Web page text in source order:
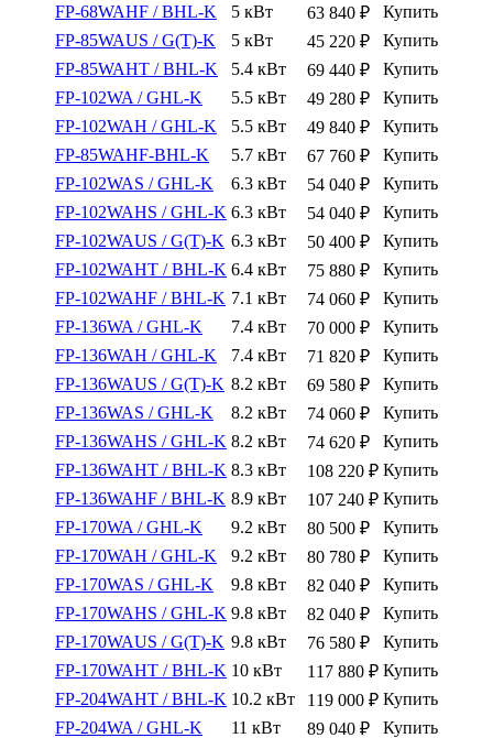
FP-68WAHF / BHL-K
5 кВт 63 840 ₽
Купить
FP-85WAUS / G(T)-K
5 кВт 45 220 ₽
Купить
FP-85WAHT / BHL-K
5.4 кВт 69 440 ₽
Купить
FP-102WA / GHL-K
5.5 кВт 49 280 ₽
Купить
FP-102WAH / GHL-K
5.5 кВт 49 840 ₽
Купить
FP-85WAHF-BHL-K
5.7 кВт 67 760 ₽
Купить
FP-102WAS / GHL-K
6.3 кВт 54 040 ₽
Купить
FP-102WAHS / GHL-K 6.3 кВт 54 040 ₽
Купить
FP-102WAUS / G(T)-K 6.3 кВт 50 400 ₽
Купить
FP-102WAHT / BHL-K 6.4 кВт 75 880 ₽
Купить
FP-102WAHF / BHL-K 7.1 кВт 74 060 ₽
Купить
FP-136WA / GHL-K
7.4 кВт 70 000 ₽
Купить
FP-136WAH / GHL-K
7.4 кВт 71 820 ₽
Купить
FP-136WAUS / G(T)-K 8.2 кВт 69 580 ₽
Купить
FP-136WAS / GHL-K
8.2 кВт 74 060 ₽
Купить
FP-136WAHS / GHL-K 8.2 кВт 74 620 ₽
Купить
FP-136WAHT / BHL-K 8.3 кВт 108 220 ₽ Купить
FP-136WAHF / BHL-K 8.9 кВт 107 240 ₽ Купить
FP-170WA / GHL-K
9.2 кВт 80 500 ₽
Купить
FP-170WAH / GHL-K
9.2 кВт 80 780 ₽
Купить
FP-170WAS / GHL-K
9.8 кВт 82 040 ₽
Купить
FP-170WAHS / GHL-K 9.8 кВт 82 040 ₽
Купить
FP-170WAUS / G(T)-K 9.8 кВт 76 580 ₽
Купить
FP-170WAHT / BHL-K 10 кВт 117 880 ₽ Купить
FP-204WAHT / BHL-K 10.2 кВт 119 000 ₽ Купить
FP-204WA / GHL-K
11 кВт 89 040 ₽ Купить